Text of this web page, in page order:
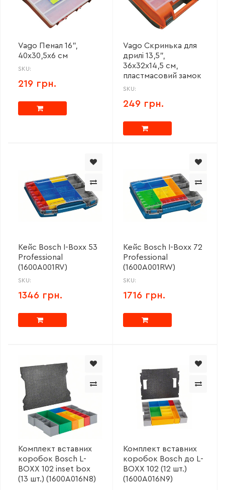
Vago Пенал 16",
40х30,5х6 см
SKU:
219 грн.
Vago Скринька для
дрилі 13,5",
36х32х14,5 см,
пластмасовий замок
SKU:
249 грн.
Кейс Bosch I-Boxx 53
Professional
(1600A001RV)
SKU:
1346 грн.
Кейс Bosch I-Boxx 72
Professional
(1600A001RW)
SKU:
1716 грн.
Комплект вставних
коробок Bosch L-
BOXX 102 inset box
(13 шт.) (1600A016N8)
Комплект вставних
коробок Bosch дo L-
BOXX 102 (12 шт.)
(1600A016N9)